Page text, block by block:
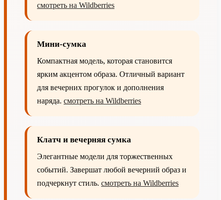
смотреть на Wildberries
Мини-сумка
Компактная модель, которая становится
ярким акцентом образа. Отличный вариант
для вечерних прогулок и дополнения
наряда. смотреть на Wildberries
Клатч и вечерняя сумка
Элегантные модели для торжественных
событий. Завершат любой вечерний образ и
подчеркнут стиль. смотреть на Wildberries